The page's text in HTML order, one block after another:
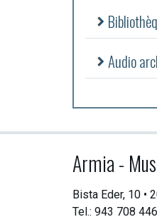
Audio
Armia -
Bista Eder, 10 •
Tel.: 943 708